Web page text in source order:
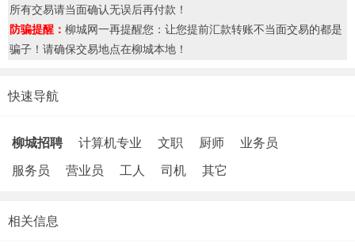
所有交易请当面确认无误后再付款！
防骗提醒： 柳城网一再提醒您：让您提前汇款转账不当面交易的都是
骗子！请确保交易地点在柳城本地！
快速导航
柳城招聘 计算机专业 文职 厨师
业务员
服务员
营业员 工人 司机 其它
相关信息